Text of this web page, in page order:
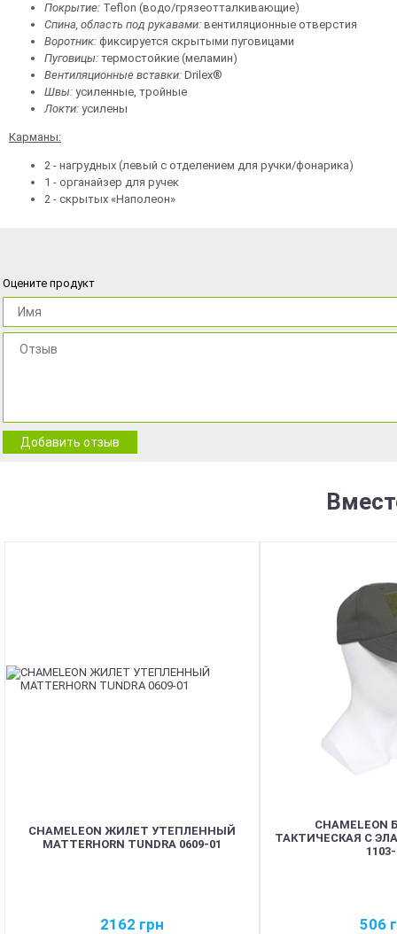
Покрытие: Teflon (водо/грязеотталкивающие)
Спина, область под рукавами: вентиляционные отверстия
Воротник: фиксируется скрытыми пуговицами
Пуговицы: термостойкие (меламин)
Вентиляционные вставки: Drilex®
Швы: усиленные, тройные
Локти: усилены
Карманы:
2 - нагрудных (левый с отделением для ручки/фонарика)
1 - органайзер для ручек
2 - скрытых «Наполеон»
Оцените продукт
Добавить отзыв
CHAMELEON ЖИЛЕТ УТЕПЛЕННЫЙ
MATTERHORN TUNDRA 0609-01
2162 грн
ТАКТИЧЕСКАЯ С
506